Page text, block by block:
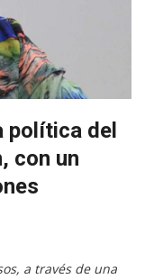
política del
con un
a través de una